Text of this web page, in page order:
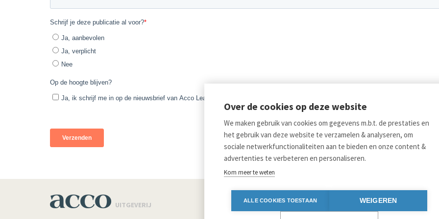
UITGEVERIJ
Links
Aanmelden nieuwsbrief Pers
Over de cookies op deze website
We maken gebruik van cookies om gegevens m.b.t. de prestaties en
het gebruik van deze website te verzamelen & analyseren, om
sociale netwerkfunctionaliteiten aan te bieden en onze content &
advertenties te verbeteren en personaliseren.
Kom meer te weten
ALLE COOKIES TOESTAAN WEIGEREN